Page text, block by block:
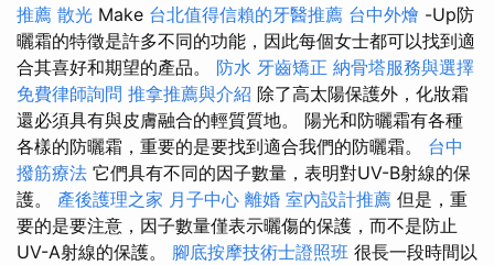
推薦 散光 Make 台北值得信賴的牙醫推薦 台中外燴 -Up防
曬霜的特徵是許多不同的功能，因此每個女士都可以找到適
合其喜好和期望的產品。 防水 牙齒矯正 納骨塔服務與選擇
免費律師詢問 推拿推薦與介紹 除了高太陽保護外，化妝霜
還必須具有與皮膚融合的輕質質地。 陽光和防曬霜有各種
各樣的防曬霜，重要的是要找到適合我們的防曬霜。 台中
撥筋療法 它們具有不同的因子數量，表明對UV-B射線的保
護。 產後護理之家 月子中心 離婚 室內設計推薦 但是，重
要的是要注意，因子數量僅表示曬傷的保護，而不是防止
UV-A射線的保護。 腳底按摩技術士證照班 很長一段時間以